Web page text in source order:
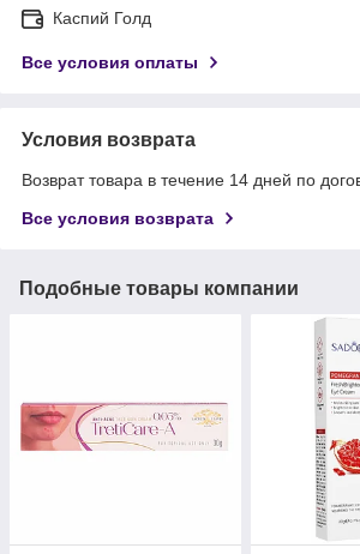
Каспий Голд
Все условия оплаты
Условия возврата
Возврат товара в течение 14 дней по
Все условия возврата
Подобные товары компании